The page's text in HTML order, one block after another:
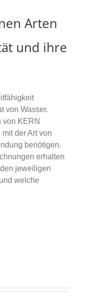
Arten
und ihre
von Wasser.
von KERN
der Art von
benötigen.
erhalten
jeweiligen
welche